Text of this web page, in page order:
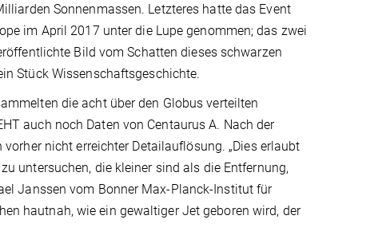
Sonnenmassen. Letzteres hatte das Event
im April 2017 unter die Lupe genommen; das zwei
Bild vom Schatten dieses schwarzen
Stück Wissenschaftsgeschichte.
die acht über den Globus verteilten
auch noch Daten von Centaurus A. Nach der
nicht erreichter Detailauflösung. „Dies erlaubt
untersuchen, die kleiner sind als die Entfernung,
Janssen vom Bonner Max-Planck-Institut für
hautnah, wie ein gewaltiger Jet geboren wird, der